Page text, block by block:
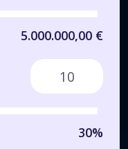
5.000.000,00 €
30%